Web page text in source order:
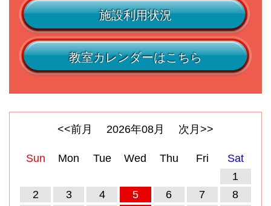
施設利用状況
教室カレンダーはこちら
<<前月 2026年08月 次月>>
Sun Mon Tue Wed Thu Fri
Sat
1
2
3 4 5 6 7 8